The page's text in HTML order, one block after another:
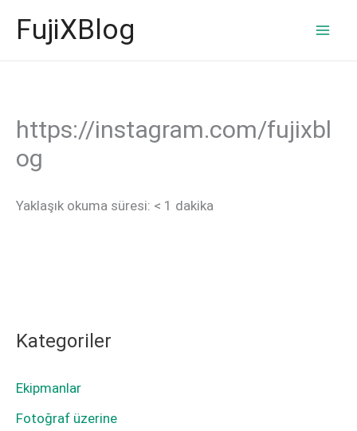
atlaFujiXBlog
https://instagram.com/fujixbl
og
Yaklaşık okuma süresi: < 1 dakika
Kategoriler
Ekipmanlar
Fotoğraf üzerine